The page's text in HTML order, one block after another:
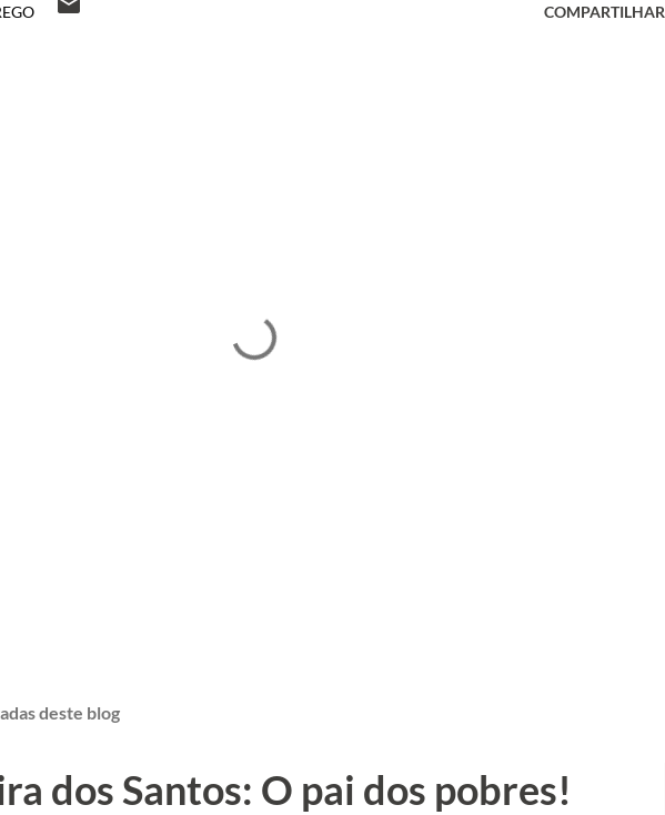
COMPARTILHAR
deste blog
dos Santos: O pai dos pobres!